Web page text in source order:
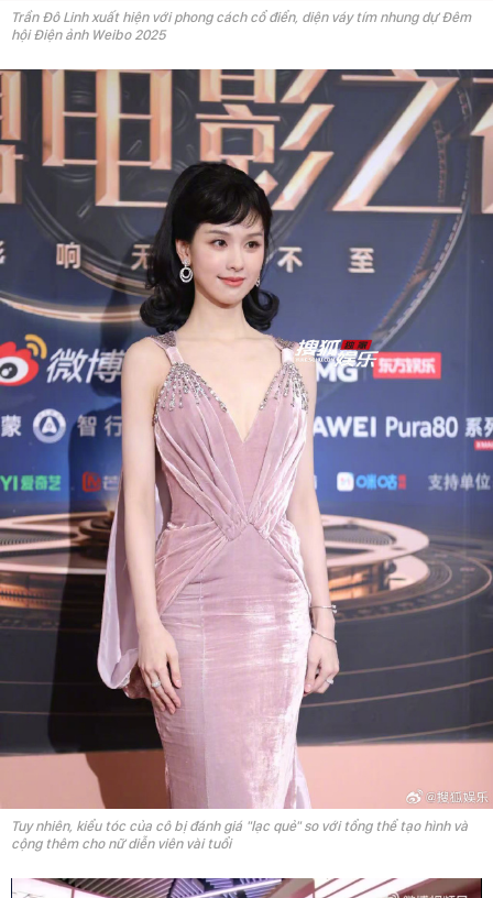
Trần Đô Linh xuất hiện với phong cách cổ điển, diện váy tím nhung dự Đêm
hội Điện ảnh Weibo 2025
Tuy nhiên, kiểu tóc của cô bị đánh giá "lạc quẻ" so với tổng thể tạo hình và
cộng thêm cho nữ diễn viên vài tuổi